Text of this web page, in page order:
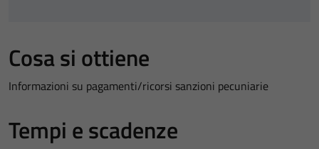
Cosa si ottiene
Informazioni su pagamenti/ricorsi sanzioni pecuniarie
Tempi e scadenze